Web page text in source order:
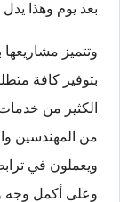
بعد يوم وهذا
وتتميز مشاريعها
بتوفير كافة
الكثير من
من المهندسين
ويعملون في
وعلى أكمل وجه